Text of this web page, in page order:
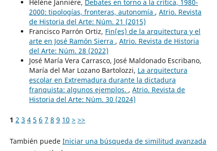
Hélène Jannière, Debates en torno a la crítica, 1980-
2000: tipologías, fronteras, autonomía , Atrio. Revista
de Historia del Arte: Núm. 21 (2015)
Francisco Parrón Ortiz, Fin(es) de la arquitectura y el
arte en José Ramón Sierra , Atrio. Revista de Historia
del Arte: Núm. 28 (2022)
José María Vera Carrasco, José Maldonado Escribano,
María del Mar Lozano Bartolozzi, La arquitectura
escolar en Extremadura durante la dictadura
franquista: algunos ejemplos. , Atrio. Revista de
Historia del Arte: Núm. 30 (2024)
1 2 3 4 5 6 7 8 9 10 > >>
También puede Iniciar una búsqueda de similitud avanzada